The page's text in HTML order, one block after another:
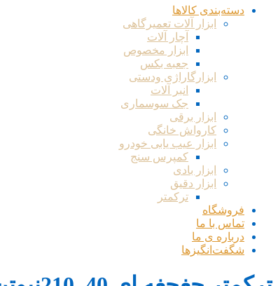
دسته‌بندی کالاها
ابزار آلات تعمیرگاهی
آچار آلات
ابزار مخصوص
جعبه بکس
ابزارگاراژی ودستی
انبر آلات
جک سوسماری
ابزار برقی
کارواش خانگی
ابزار عیب یابی خودرو
کمپرس سنج
ابزار بادی
ابزار دقیق
ترکمتر
فروشگاه
تماس با ما
درباره ی ما
شگفت‌انگیزها